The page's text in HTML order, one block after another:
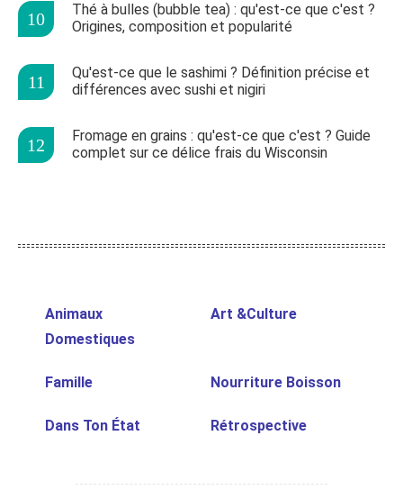
Thé à bulles (bubble tea) : qu'est-ce que c'est ?
Origines, composition et popularité
Qu'est-ce que le sashimi ? Définition précise et
différences avec sushi et nigiri
Fromage en grains : qu'est-ce que c'est ? Guide
complet sur ce délice frais du Wisconsin
Animaux
Domestiques
Art &Culture
Famille Nourriture Boisson
Dans Ton État Rétrospective